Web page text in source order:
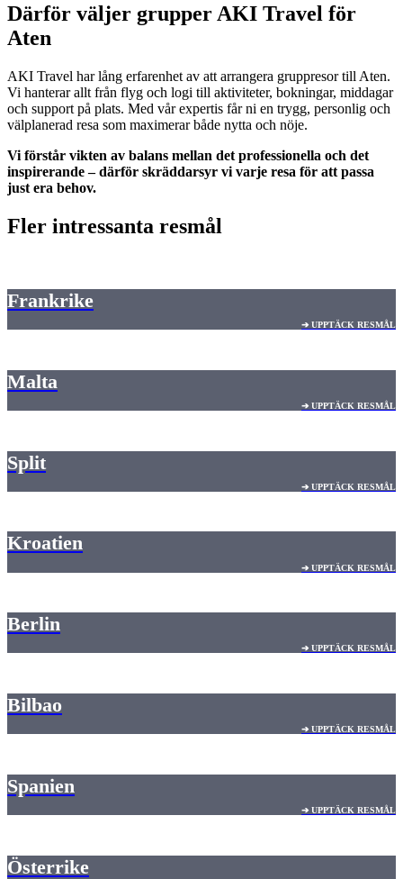
Därför väljer grupper AKI Travel för
Aten
AKI Travel har lång erfarenhet av att arrangera gruppresor till Aten.
Vi hanterar allt från flyg och logi till aktiviteter, bokningar, middagar
och support på plats. Med vår expertis får ni en trygg, personlig och
välplanerad resa som maximerar både nytta och nöje.
Vi förstår vikten av balans mellan det professionella och det
inspirerande – därför skräddarsyr vi varje resa för att passa
just era behov.
Fler intressanta resmål
Frankrike
➔ UPPTÄCK RESMÅL
Malta
➔ UPPTÄCK RESMÅL
Split
➔ UPPTÄCK RESMÅL
Kroatien
➔ UPPTÄCK RESMÅL
Berlin
➔ UPPTÄCK RESMÅL
Bilbao
➔ UPPTÄCK RESMÅL
Spanien
➔ UPPTÄCK RESMÅL
Österrike